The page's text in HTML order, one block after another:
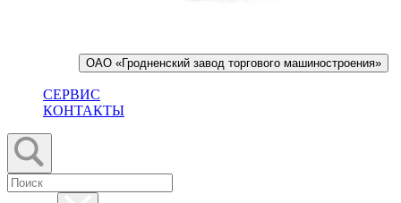
ОАО «Гродненский завод торгового машиностроения»
СЕРВИС
КОНТАКТЫ